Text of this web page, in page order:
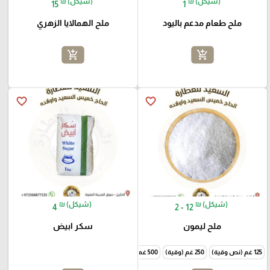
1
ملح طعام مدعم باليود
add_shopping_cart
15
ملح الهمالايا الزهري
add_shopping_cart
favorite_border
2 - 12 ₪ (شيكل)
ملح ليمون
125 غم (نص وقية) 250 غم (وقية) 500 غم (نص كيلو)
favorite_border
4 ₪ (شيكل)
سكر ابيض